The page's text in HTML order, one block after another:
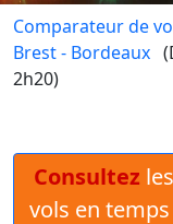
Comparateur de
Brest - Bordeaux
2h20)
Consultez
vols en